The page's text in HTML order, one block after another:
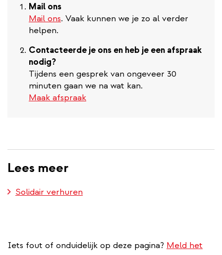
Mail ons
Mail ons. Vaak kunnen we je zo al verder
helpen.
Contacteerde je ons en heb je een afspraak
nodig?
Tijdens een gesprek van ongeveer 30
minuten gaan we na wat kan.
Maak afspraak
Lees meer
Solidair verhuren
Iets fout of onduidelijk op deze pagina? Meld het